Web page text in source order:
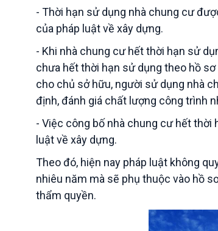
- Thời hạn sử dụng nhà chung cư
của pháp luật về xây dựng.
- Khi nhà chung cư hết thời hạn sử
chưa hết thời hạn sử dụng theo hồ
cho chủ sở hữu, người sử dụng nhà
định, đánh giá chất lượng công trình
- Việc công bố nhà chung cư hết thời
luật về xây dựng.
Theo đó, hiện nay pháp luật không
nhiêu năm mà sẽ phụ thuộc vào hồ
thẩm quyền.